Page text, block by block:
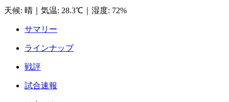
天候: 晴 気温: 28.3℃ 湿度: 72%
サマリー
ラインナップ
戦評
試合速報